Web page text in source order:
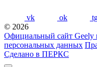
vk ok
© 2026
Официальный сайт Geely
персональных данных
Сделано в ПЕРКС